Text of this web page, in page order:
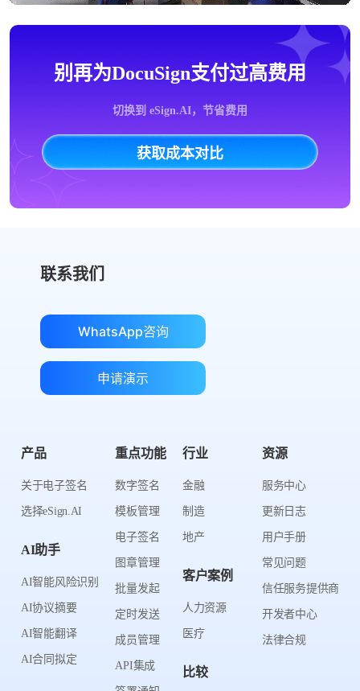
别再为DocuSign支付过高费用
切换到 eSign.AI，节省费用
获取成本对比
联系我们
WhatsApp咨询
申请演示
产品
关于电子签名
选择eSign.AI
AI助手
AI智能风险识别
AI协议摘要
AI智能翻译
AI合同拟定
重点功能
数字签名
模板管理
电子签名
图章管理
批量发起
定时发送
成员管理
API集成
行业
金融
制造
地产
客户案例
人力资源
医疗
比较
资源
服务中心
更新日志
用户手册
常见问题
信任服务提供商
开发者中心
法律合规